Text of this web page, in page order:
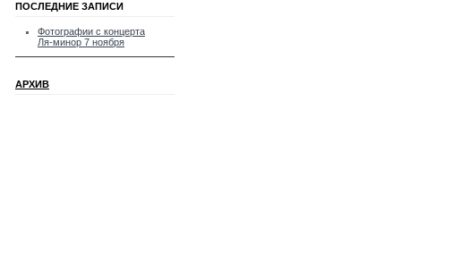
ПОСЛЕДНИЕ ЗАПИСИ
Фотографии с концерта
Ля-минор 7 ноября
АРХИВ